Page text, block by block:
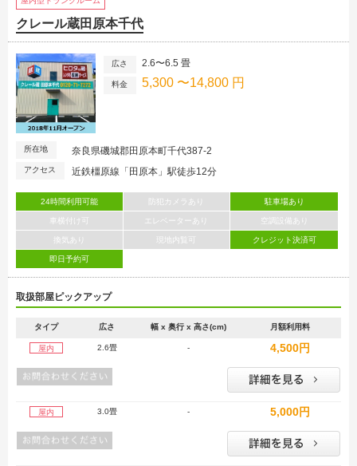
クレール蔵田原本千代
広さ 2.6〜6.5 畳
料金 5,300 〜14,800 円
所在地 奈良県磯城郡田原本町千代387-2
アクセス 近鉄橿原線「田原本」駅徒歩12分
24時間利用可能 防犯カメラあり 駐車場あり
車横付け可 エレベーターあり 空調設備あり
換気あり 現地内覧可 クレジット決済可
即日予約可
取扱部屋ピックアップ
タイプ 広さ 幅 x 奥行 x 高さ(cm) 月額利用料
屋内 2.6畳 - 4,500円
屋内 3.0畳 - 5,000円